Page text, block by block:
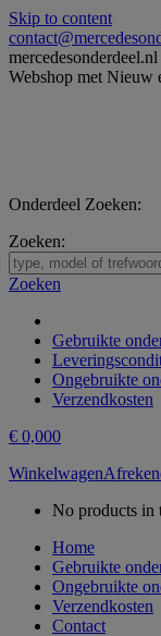
Skip to content
mercedesonderdeel.nl
Webshop met Nieuw
Onderdeel Zoeken:
Zoeken:
Zoeken
Gebruikte
Ongebruikte
Verzendkosten
€ 0,000
Winkelwagen
No products in
Home
Gebruikte
Ongebruikte
Verzendkosten
Contact